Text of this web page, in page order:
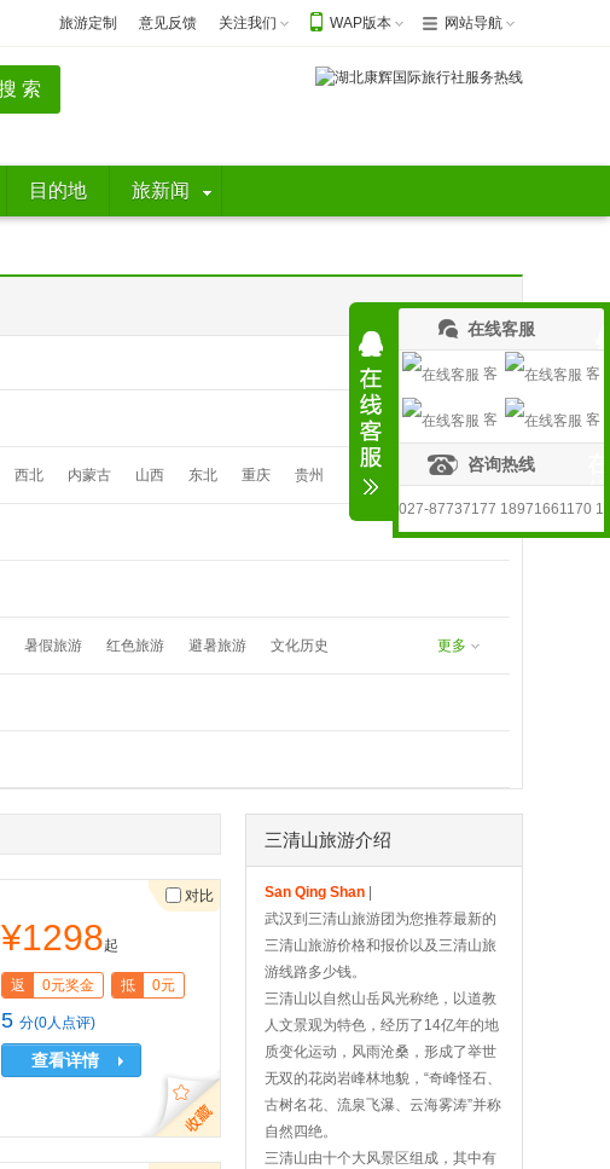
旅游定制 意见反馈 关注我们 WAP版本 网站导航
目的地 旅新闻
西北 内蒙古 山西 东北 重庆 贵州
暑假旅游 红色旅游 避暑旅游 文化历史 更多
¥1298起
返 0元奖金 抵 0元
5 分(0人点评)
查看详情
对比
三清山旅游介绍
San Qing Shan
武汉到三清山旅游团为您推荐最新的
三清山旅游价格和报价以及三清山旅
游线路多少钱。
三清山以自然山岳风光称绝，以道教
人文景观为特色，经历了14亿年的地
质变化运动，风雨沧桑，形成了举世
无双的花岗岩峰林地貌，“奇峰怪石、
古树名花、流泉飞瀑、云海雾涛”并称
自然四绝。
三清山由十个大风景区组成，其中有
在线客服
客
服1
客
服2
客
服3
客
咨询热线
027-87737177 18971661170 1